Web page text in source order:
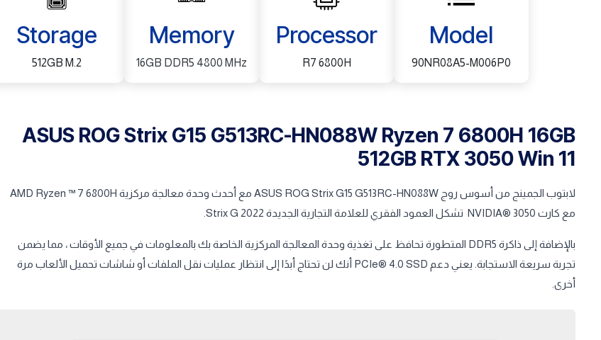
Model
90NR08A5-M006P0
Processor
R7 6800H
Memory
16GB DDR5 4800 MHz
Storage
512GB M.2
ASUS ROG Strix G15 G513RC-HN088W Ryzen 7 6800H 16GB
512GB RTX 3050 Win 11
لابتوب الجمينج من أسوس روج ASUS ROG Strix G15 G513RC-HN088W مع أحدث وحدة معالجة مركزية AMD Ryzen ™ 7 6800H
مع كارت NVIDIA® 3050 تشكل العمود الفقري للعلامة التجارية الجديدة 2022 Strix G.
بالإضافة إلى ذاكرة DDR5 المتطورة تحافظ على تغذية وحدة المعالجة المركزية الخاصة بك بالمعلومات في جميع الأوقات ، مما يضمن
تجربة سريعة الاستجابة. يعني دعم PCIe® 4.0 SSD أنك لن تحتاج أبدًا إلى انتظار عمليات نقل الملفات أو شاشات تحميل الألعاب مرة
أخرى.